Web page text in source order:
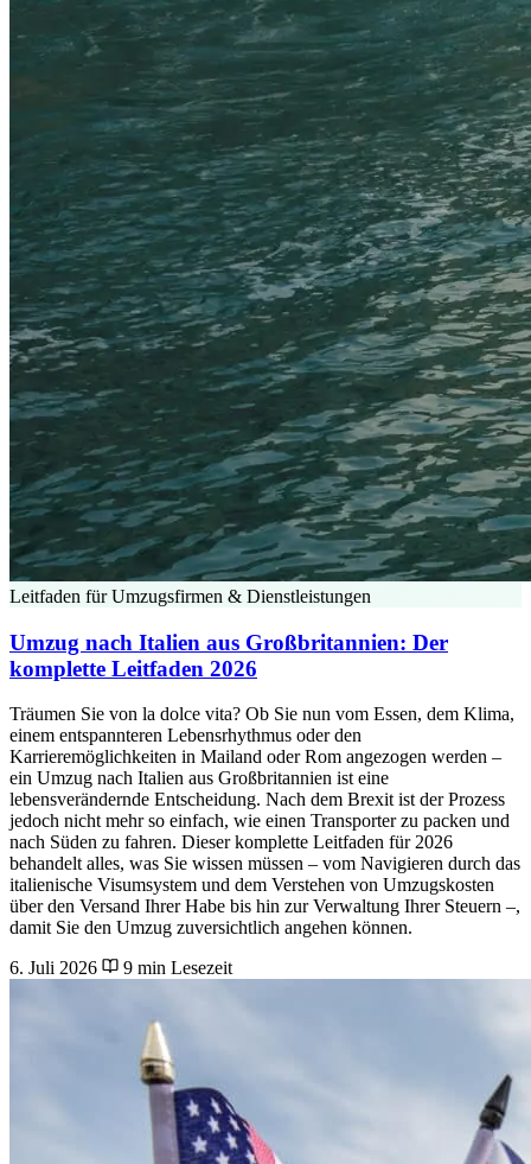
Leitfaden für Umzugsfirmen & Dienstleistungen
Umzug nach Italien aus Großbritannien: Der
komplette Leitfaden 2026
Träumen Sie von la dolce vita? Ob Sie nun vom Essen, dem Klima,
einem entspannteren Lebensrhythmus oder den
Karrieremöglichkeiten in Mailand oder Rom angezogen werden –
ein Umzug nach Italien aus Großbritannien ist eine
lebensverändernde Entscheidung. Nach dem Brexit ist der Prozess
jedoch nicht mehr so einfach, wie einen Transporter zu packen und
nach Süden zu fahren. Dieser komplette Leitfaden für 2026
behandelt alles, was Sie wissen müssen – vom Navigieren durch das
italienische Visumsystem und dem Verstehen von Umzugskosten
über den Versand Ihrer Habe bis hin zur Verwaltung Ihrer Steuern –,
damit Sie den Umzug zuversichtlich angehen können.
6. Juli 2026
9 min Lesezeit